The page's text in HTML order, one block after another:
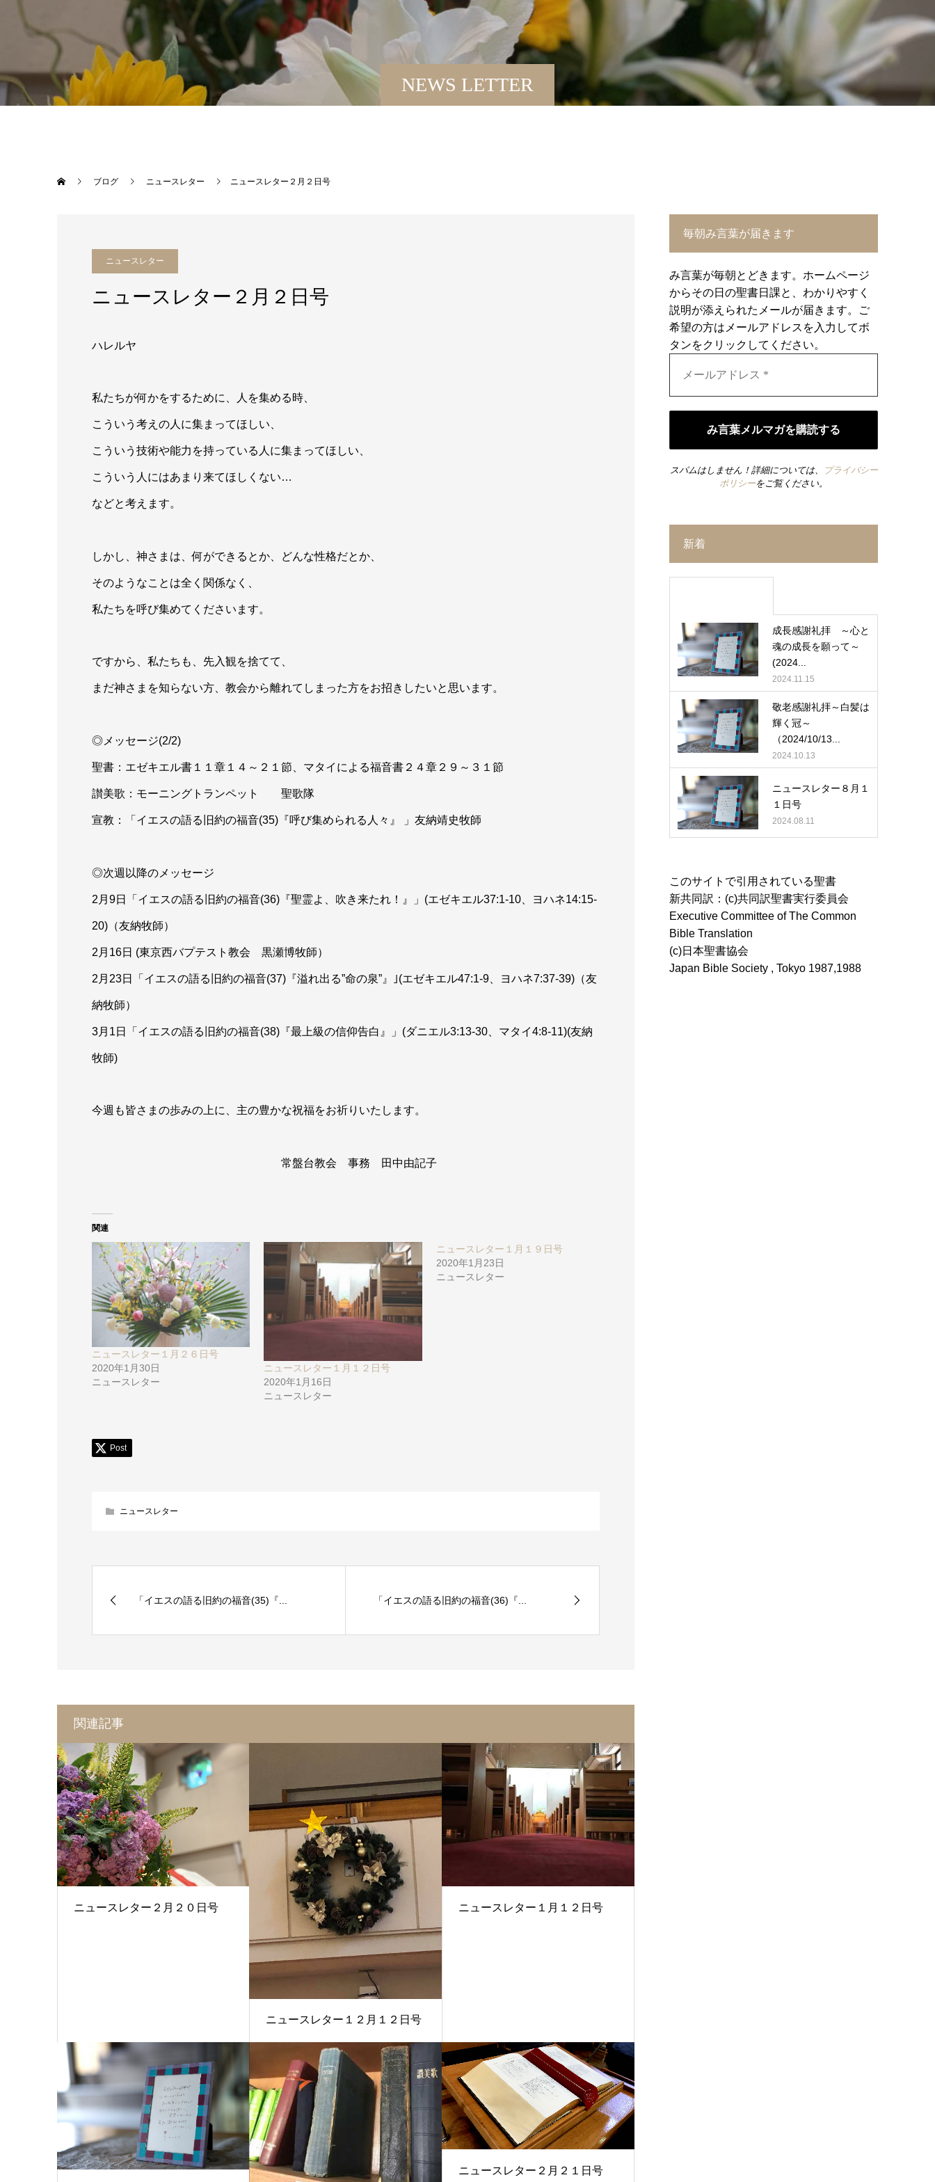
NEWS LETTER
ブログ ニュースレター ニュースレター２月２日号
ニュースレター
ニュースレター２月２日号
ハレルヤ
私たちが何かをするために、人を集める時、
こういう考えの人に集まってほしい、
こういう技術や能力を持っている人に集まってほしい、
こういう人にはあまり来てほしくない…
などと考えます。
しかし、神さまは、何ができるとか、どんな性格だとか、
そのようなことは全く関係なく、
私たちを呼び集めてくださいます。
ですから、私たちも、先入観を捨てて、
まだ神さまを知らない方、教会から離れてしまった方をお招きしたいと思います。
◎メッセージ(2/2)
聖書：エゼキエル書１１章１４～２１節、マタイによる福音書２４章２９～３１節
讃美歌：モーニングトランペット 聖歌隊
宣教：「イエスの語る旧約の福音(35)『呼び集められる人々』 」友納靖史牧師
◎次週以降のメッセージ
2月9日「イエスの語る旧約の福音(36)『聖霊よ、吹き来たれ！』」(エゼキエル37:1-10、ヨハネ14:15-
20)（友納牧師）
2月16日 (東京西バプテスト教会 黒瀬博牧師）
2月23日「イエスの語る旧約の福音(37)『溢れ出る”命の泉”』｣(エゼキエル47:1-9、ヨハネ7:37-39)（友
納牧師）
3月1日「イエスの語る旧約の福音(38)『最上級の信仰告白』」(ダニエル3:13-30、マタイ4:8-11)(友納
牧師)
今週も皆さまの歩みの上に、主の豊かな祝福をお祈りいたします。
常盤台教会 事務 田中由記子
関連
ニュースレター１月２６日号
2020年1月30日
ニュースレター
ニュースレター１月１２日号
2020年1月16日
ニュースレター
ニュースレター１月１９日号
2020年1月23日
ニュースレター
Post
ニュースレター
「イエスの語る旧約の福音(35)『... 「イエスの語る旧約の福音(36)『...
関連記事
ニュースレター２月２０日号
ニュースレター１２月１２日号
ニュースレター１月１２日号
ニュースレター２月２１日号
毎朝み言葉が届きます
み言葉が毎朝とどきます。ホームページ
からその日の聖書日課と、わかりやすく
説明が添えられたメールが届きます。ご
希望の方はメールアドレスを入力してボ
タンをクリックしてください。
スパムはしません！詳細については、
プライバシー
ポリシーをご覧ください。
新着
成長感謝礼拝 ～心と
魂の成長を願って～
(2024...
2024.11.15
敬老感謝礼拝～白髪は
輝く冠～
（2024/10/13...
2024.10.13
ニュースレター８月１
１日号
2024.08.11
このサイトで引用されている聖書
新共同訳：(c)共同訳聖書実行委員会
Executive Committee of The Common
Bible Translation
(c)日本聖書協会
Japan Bible Society , Tokyo 1987,1988